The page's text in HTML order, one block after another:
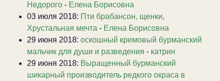
Недорого - Елена Борисовна
03 июля 2018: Пти брабансон, щенки,
Хрустальная мечта - Елена Борисовна
29 июня 2018: оскошный кремовый бурманский
мальчик для души и разведения - катрин
29 июня 2018: Выращенный бурманский
шикарный производитель редкого окраса в